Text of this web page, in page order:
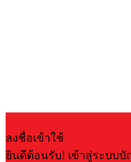
ลงชื่อเข้าใช้
ยินดีต้อนรับ! เข้าสู่ระบบ